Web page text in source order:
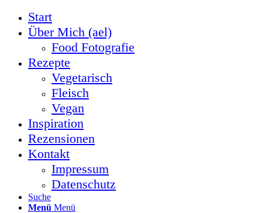
Start
Über Mich (ael)
Food Fotografie
Rezepte
Vegetarisch
Fleisch
Vegan
Inspiration
Rezensionen
Kontakt
Impressum
Datenschutz
Suche
Menü Menü